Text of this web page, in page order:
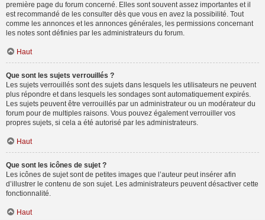
première page du forum concerné. Elles sont souvent assez importantes et il
est recommandé de les consulter dès que vous en avez la possibilité. Tout
comme les annonces et les annonces générales, les permissions concernant
les notes sont définies par les administrateurs du forum.
Haut
Que sont les sujets verrouillés ?
Les sujets verrouillés sont des sujets dans lesquels les utilisateurs ne peuvent
plus répondre et dans lesquels les sondages sont automatiquement expirés.
Les sujets peuvent être verrouillés par un administrateur ou un modérateur du
forum pour de multiples raisons. Vous pouvez également verrouiller vos
propres sujets, si cela a été autorisé par les administrateurs.
Haut
Que sont les icônes de sujet ?
Les icônes de sujet sont de petites images que l’auteur peut insérer afin
d’illustrer le contenu de son sujet. Les administrateurs peuvent désactiver cette
fonctionnalité.
Haut